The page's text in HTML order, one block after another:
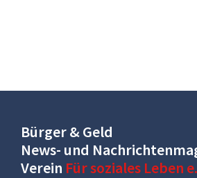
Bürger & Geld
News- und
Verein Für soziales Leben